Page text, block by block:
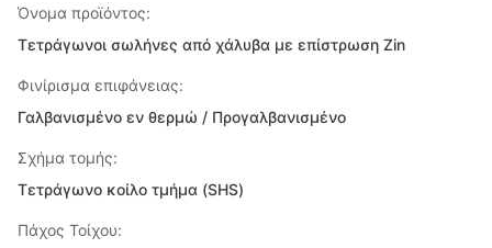
Όνομα προϊόντος:
Τετράγωνοι σωλήνες από χάλυβα με επίστρωση Zin
Φινίρισμα επιφάνειας:
Γαλβανισμένο εν θερμώ / Προγαλβανισμένο
Σχήμα τομής:
Τετράγωνο κοίλο τμήμα (SHS)
Πάχος Τοίχου: